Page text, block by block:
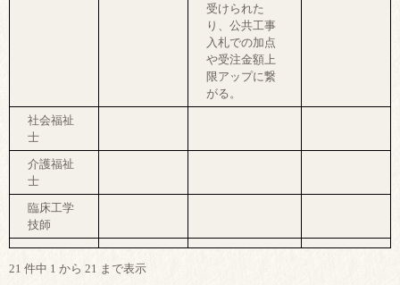
受けられた
り、公共工事
入札での加点
や受注金額上
限アップに繋
がる。
社会福祉
士
介護福祉
士
臨床工学
技師
21 件中 1 から 21 まで表示